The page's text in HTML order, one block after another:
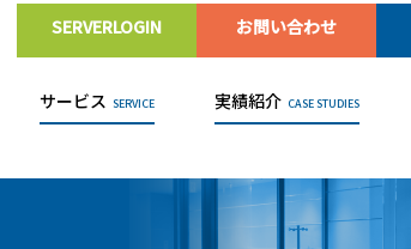
SERVERLOGIN お問い合わせ
サービス SERVICE 実績紹介 CASE STUDIES